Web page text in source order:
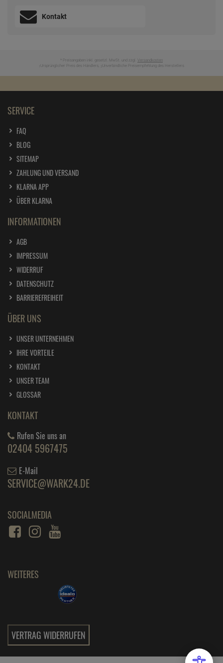
Kontakt
* Preisangaben inkl. gesetzl. MwSt. und zzgl. Versandkosten
Ursprünglicher Preis des Händlers, Unverbindliche Preisempfehlung des Herstellers
SERVICE
FAQ
BLOG
SITEMAP
ZAHLUNG UND VERSAND
KLARNA APP
ÜBER KLARNA
INFORMATIONEN
AGB
IMPRESSUM
WIDERRUF
DATENSCHUTZ
BARRIEREFREIHEIT
ÜBER UNS
UNSER UNTERNEHMEN
IHRE VORTEILE
KONTAKT
UNSER TEAM
GLOSSAR
KONTAKT
Rufen Sie uns an
02404 5967475
E-Mail
SERVICE@WARK24.DE
SOCIALMEDIA
WEITERES
VERTRAG WIDERRUFEN